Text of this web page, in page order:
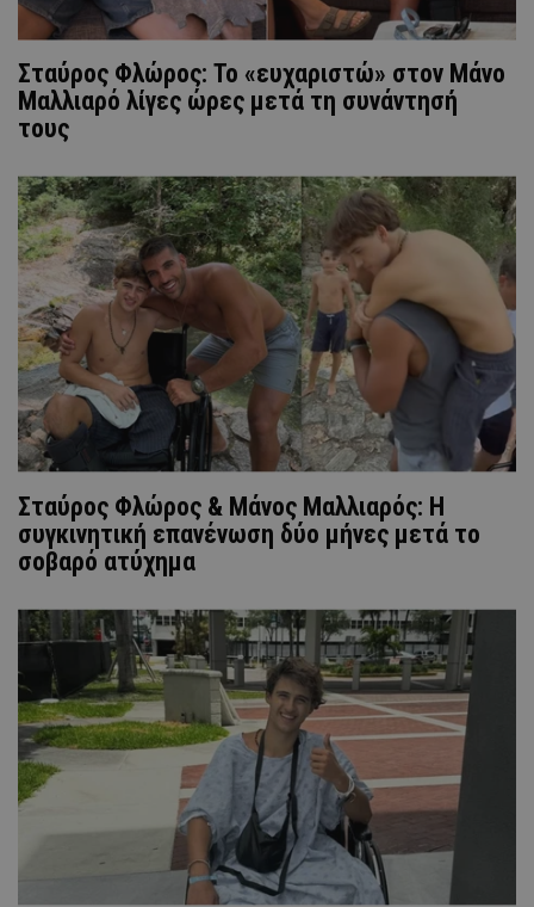
Σταύρος Φλώρος: Το «ευχαριστώ» στον Μάνο
Μαλλιαρό λίγες ώρες μετά τη συνάντησή
τους
Σταύρος Φλώρος & Μάνος Μαλλιαρός: Η
συγκινητική επανένωση δύο μήνες μετά το
σοβαρό ατύχημα